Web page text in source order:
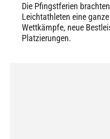
Die Pfingstferien
Leichtathleten eine
Wettkämpfe, neue
Platzierungen.